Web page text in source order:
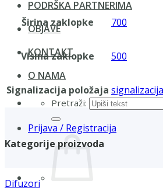
PODRŠKA PARTNERIMA
OBJAVE
KONTAKT
O NAMA
Pretraži:
Prijava / Registracija
Širina zaklopke 700
Visina zaklopke 500
Signalizacija položaja
Kategorije proizvoda
Difuzori